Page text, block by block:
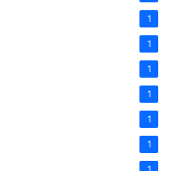
1
1
1
1
1
1